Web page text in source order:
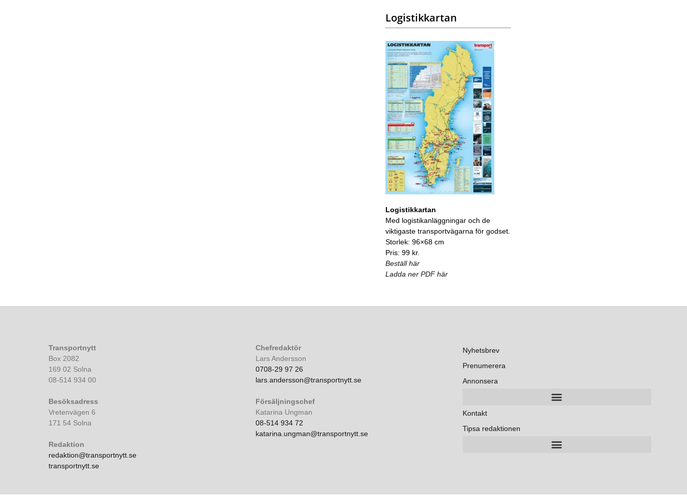
Logistikkartan
Logistikkartan
Med logistikanläggningar och de
viktigaste transportvägarna för godset.
Storlek: 96×68 cm
Pris: 99 kr.
Beställ här
Ladda ner PDF här
Transportnytt
Box 2082
169 02 Solna
08-514 934 00
Besöksadress
Vretenvägen 6
171 54 Solna
Redaktion
redaktion@transportnytt.se
transportnytt.se
Chefredaktör
Lars Andersson
0708-29 97 26
lars.andersson@transportnytt.se
Försäljningschef
Katarina Ungman
08-514 934 72
katarina.ungman@transportnytt.se
Nyhetsbrev
Prenumerera
Annonsera
Kontakt
Tipsa redaktionen